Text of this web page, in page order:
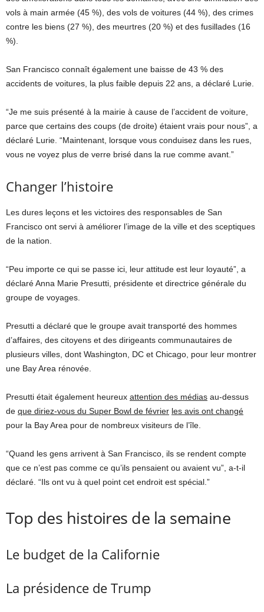
vols à main armée (45 %), des vols de voitures (44 %), des crimes
contre les biens (27 %), des meurtres (20 %) et des fusillades (16
%).
San Francisco connaît également une baisse de 43 % des
accidents de voitures, la plus faible depuis 22 ans, a déclaré Lurie.
“Je me suis présenté à la mairie à cause de l’accident de voiture,
parce que certains des coups (de droite) étaient vrais pour nous”, a
déclaré Lurie. “Maintenant, lorsque vous conduisez dans les rues,
vous ne voyez plus de verre brisé dans la rue comme avant.”
Changer l’histoire
Les dures leçons et les victoires des responsables de San
Francisco ont servi à améliorer l’image de la ville et des sceptiques
de la nation.
“Peu importe ce qui se passe ici, leur attitude est leur loyauté”, a
déclaré Anna Marie Presutti, présidente et directrice générale du
groupe de voyages.
Presutti a déclaré que le groupe avait transporté des hommes
d’affaires, des citoyens et des dirigeants communautaires de
plusieurs villes, dont Washington, DC et Chicago, pour leur montrer
une Bay Area rénovée.
Presutti était également heureux attention des médias au-dessus
de que diriez-vous du Super Bowl de février les avis ont changé
pour la Bay Area pour de nombreux visiteurs de l’île.
“Quand les gens arrivent à San Francisco, ils se rendent compte
que ce n’est pas comme ce qu’ils pensaient ou avaient vu”, a-t-il
déclaré. “Ils ont vu à quel point cet endroit est spécial.”
Top des histoires de la semaine
Le budget de la Californie
La présidence de Trump